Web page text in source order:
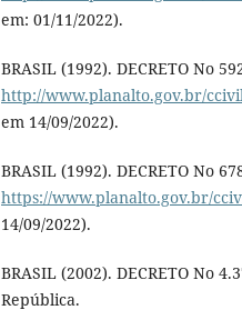
em: 01/11/2022).
BRASIL (1992). DECRETO No
http://www.planalto.gov.br/
em 14/09/2022).
BRASIL (1992). DECRETO No
https://www.planalto.gov.br/
14/09/2022).
BRASIL (2002). DECRETO No
República.